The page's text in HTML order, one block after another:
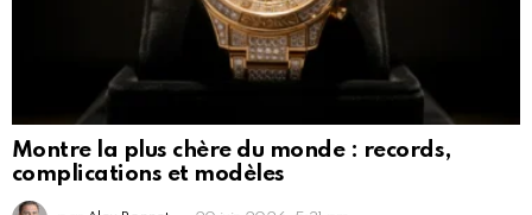
Montre la plus chère du monde : records,
complications et modèles